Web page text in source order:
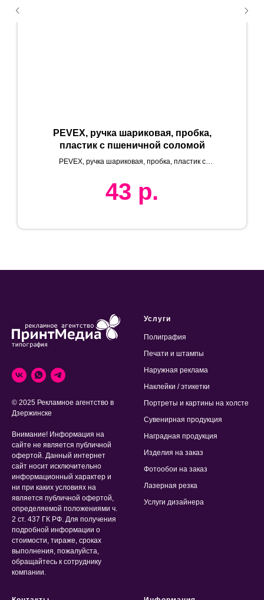
PEVEX, ручка шариковая, пробка,
пластик с пшеничной соломой
PEVEX, ручка шариковая, пробка, пластик с
43 р.
© 2025 Рекламное агентство в
Дзержинске
Внимание! Информация на
сайте не является публичной
офертой. Данный интернет
сайт носит исключительно
информационный характер и
ни при каких условиях на
является публичной офертой,
определяемой положениями ч.
2 ст. 437 ГК РФ. Для получения
подробной информации о
стоимости, тираже, сроках
выполнения, пожалуйста,
обращайтесь к сотруднику
компании.
Услуги
Полиграфия
Печати и штампы
Наружная реклама
Наклейки / этикетки
Портреты и картины на холсте
Сувенирная продукция
Наградная продукция
Изделия на заказ
Фотообои на заказ
Лазерная резка
Услуги дизайнера